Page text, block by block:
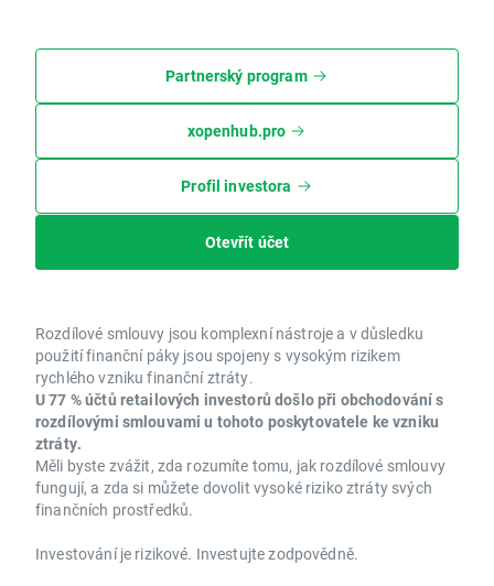
Partnerský program
xopenhub.pro
Profil investora
Otevřít účet
Rozdílové smlouvy jsou komplexní nástroje a v důsledku
použití finanční páky jsou spojeny s vysokým rizikem
rychlého vzniku finanční ztráty.
U 77 % účtů retailových investorů došlo při obchodování s
rozdílovými smlouvami u tohoto poskytovatele ke vzniku
ztráty.
Měli byste zvážit, zda rozumíte tomu, jak rozdílové smlouvy
fungují, a zda si můžete dovolit vysoké riziko ztráty svých
finančních prostředků.
Investování je rizikové. Investujte zodpovědně.